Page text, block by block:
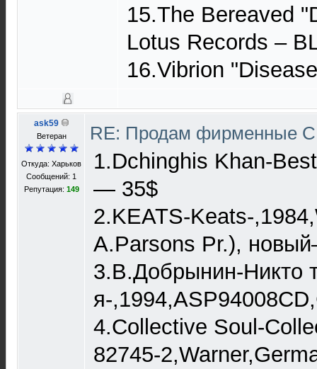
15.The Bereaved
Lotus Records ‎–
16.Vibrion
ask59
Ветеран
Откуда: Харьков
Сообщений: 1
Репутация: 149
RE: Продам фирменные
1.Dchinghis Khan-
— 35$
2.KEATS-Keats-
A.Parsons Pr.),
3.В.Добрынин-Никто
я-
4.Collective Soul-
82745-